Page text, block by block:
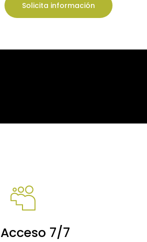
Solicita información
Acceso 7/7